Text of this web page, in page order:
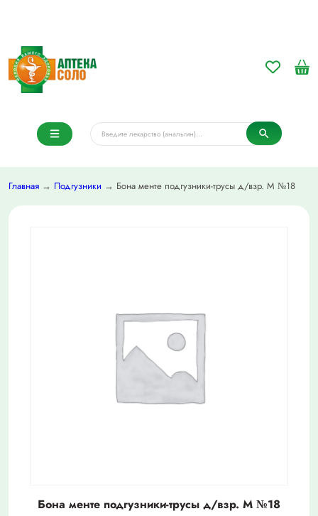
Главная → Подгузники → Бона менте подгузники-трусы д/взр. М №18
Бона менте подгузники-трусы д/взр. М №18